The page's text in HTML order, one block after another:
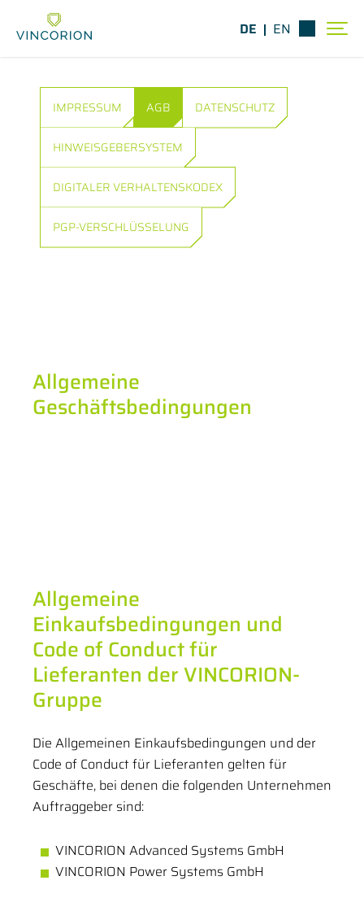
DE EN
IMPRESSUM AGB DATENSCHUTZ
HINWEISGEBERSYSTEM
DIGITALER VERHALTENSKODEX
PGP-VERSCHLÜSSELUNG
Allgemeine
Geschäftsbedingungen
Allgemeine
Einkaufsbedingungen und
Code of Conduct für
Lieferanten der VINCORION-
Gruppe
Die Allgemeinen Einkaufsbedingungen und der
Code of Conduct für Lieferanten gelten für
Geschäfte, bei denen die folgenden Unternehmen
Auftraggeber sind:
VINCORION Advanced Systems GmbH
VINCORION Power Systems GmbH